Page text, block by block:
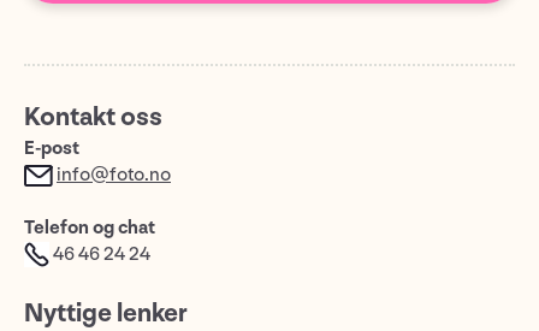
Kontakt oss
E-post
info@foto.no
Telefon og chat
46 46 24 24
Nyttige lenker